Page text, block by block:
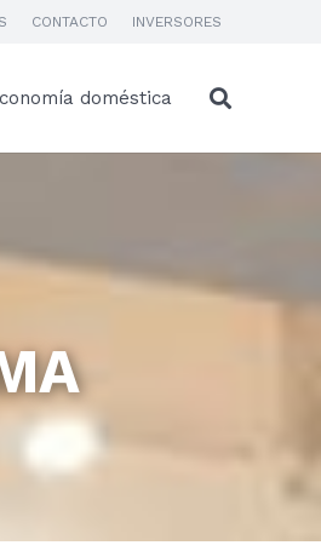
CONTACTO INVERSORES
doméstica